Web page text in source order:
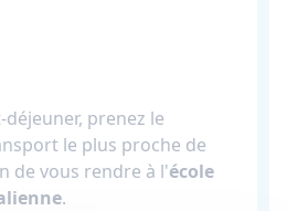
prenez le
le plus proche de
de vous rendre à l'école
.